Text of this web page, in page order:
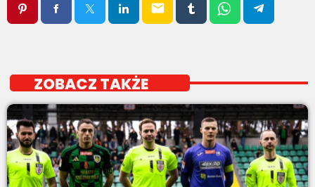
email
ZOBACZ TAKŻE